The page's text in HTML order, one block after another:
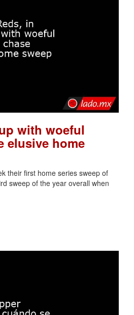
with woeful
elusive home
their first home series sweep of
sweep of the year overall when